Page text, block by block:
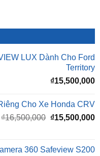
LUX Dành Cho Ford
Territory
₫15,500,000
Cho Xe Honda CRV
₫16,500,000 Giá
₫16,500,000.
₫15,500,000
360 Safeview S200